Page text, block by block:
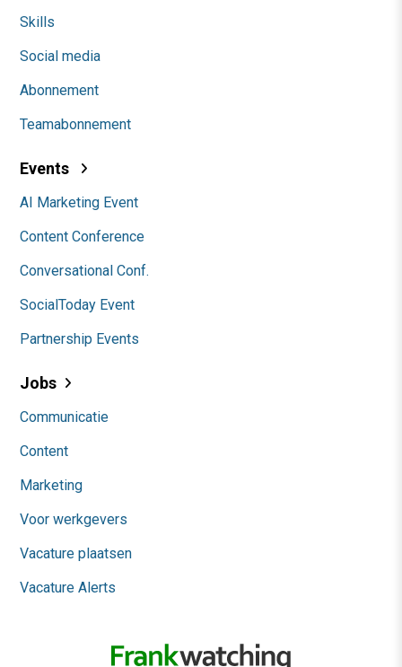
Skills
Social media
Abonnement
Teamabonnement
Events
AI Marketing Event
Content Conference
Conversational Conf.
SocialToday Event
Partnership Events
Jobs
Communicatie
Content
Marketing
Voor werkgevers
Vacature plaatsen
Vacature Alerts